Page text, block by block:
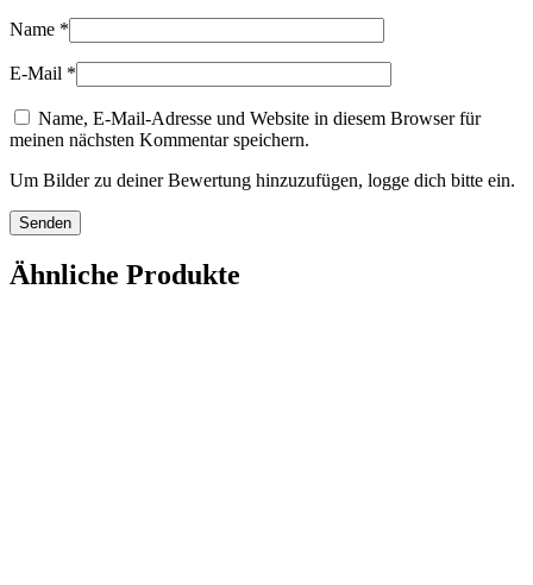
Name *
E-Mail *
Name, E-Mail-Adresse und Website in diesem Browser für
meinen nächsten Kommentar speichern.
Um Bilder zu deiner Bewertung hinzuzufügen, logge dich bitte ein.
Ähnliche Produkte